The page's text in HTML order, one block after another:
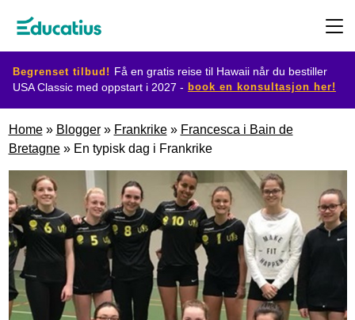
Begrenset tilbud! Få en gratis reise til Hawaii når du bestiller
USA Classic med oppstart i 2027 - book en konsultasjon her!
Utvekslingsprogram
Planlegg
din
utveksling
Home» Blogger» Frankrike» Francesca i Bain de
Bretagne» En typisk dag i Frankrike